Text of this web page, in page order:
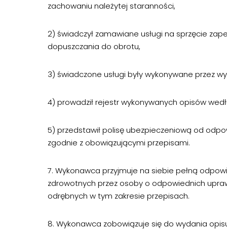
zachowaniu należytej staranności,
2) świadczył zamawiane usługi na sprzęcie
dopuszczania do obrotu,
3) świadczone usługi były wykonywane przez
4) prowadził rejestr wykonywanych opisów
5) przedstawił polisę ubezpieczeniową od
zgodnie z obowiązującymi przepisami.
7. Wykonawca przyjmuje na siebie pełną
zdrowotnych przez osoby o odpowiednich
odrębnych w tym zakresie przepisach.
8. Wykonawca zobowiązuje się do wydania